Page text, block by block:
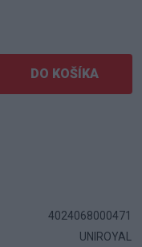
DO KOŠÍKA
4024068000471
UNIROYAL